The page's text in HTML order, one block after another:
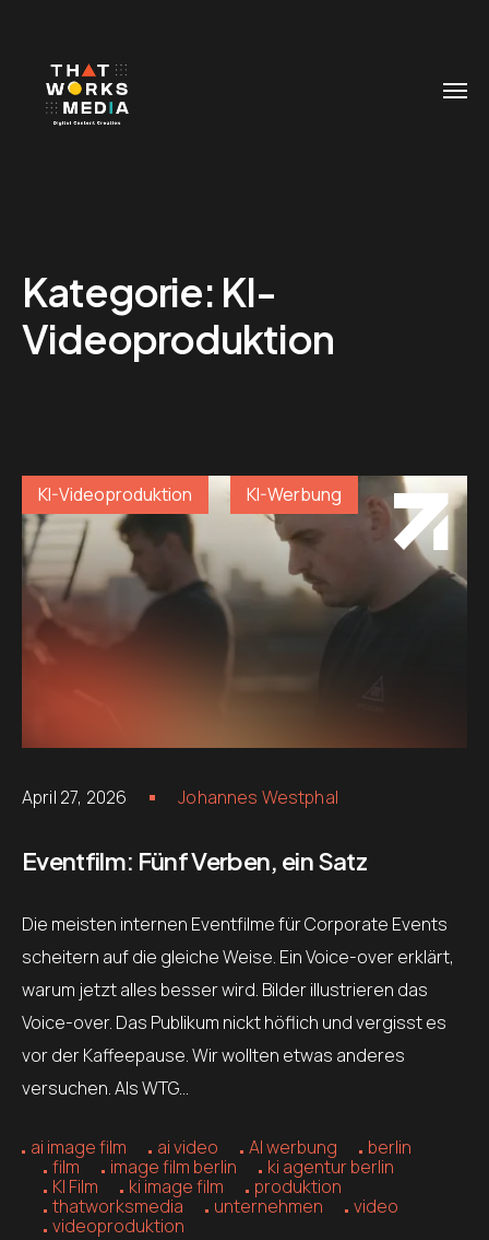
Kategorie: KI-
Videoproduktion
KI-Videoproduktion KI-Werbung
April 27, 2026 Johannes Westphal
Eventfilm: Fünf Verben, ein Satz
Die meisten internen Eventfilme für Corporate Events
scheitern auf die gleiche Weise. Ein Voice-over erklärt,
warum jetzt alles besser wird. Bilder illustrieren das
Voice-over. Das Publikum nickt höflich und vergisst es
vor der Kaffeepause. Wir wollten etwas anderes
versuchen. Als WTG…
ai image film ai video AI werbung
berlin
film
image film berlin
ki agentur berlin
KI Film
ki image film
produktion
thatworksmedia
unternehmen
video
videoproduktion